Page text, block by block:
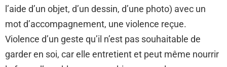
l’aide d’un objet, d’un dessin, d’une photo) avec un
mot d’accompagnement, une violence reçue.
Violence d’un geste qu’il n’est pas souhaitable de
garder en soi, car elle entretient et peut même nourrir